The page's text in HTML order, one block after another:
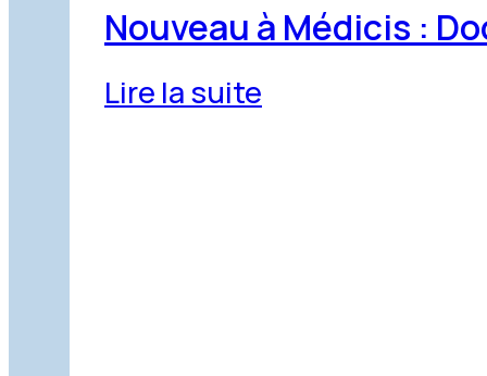
Nouveau à Médicis :
Lire la suite